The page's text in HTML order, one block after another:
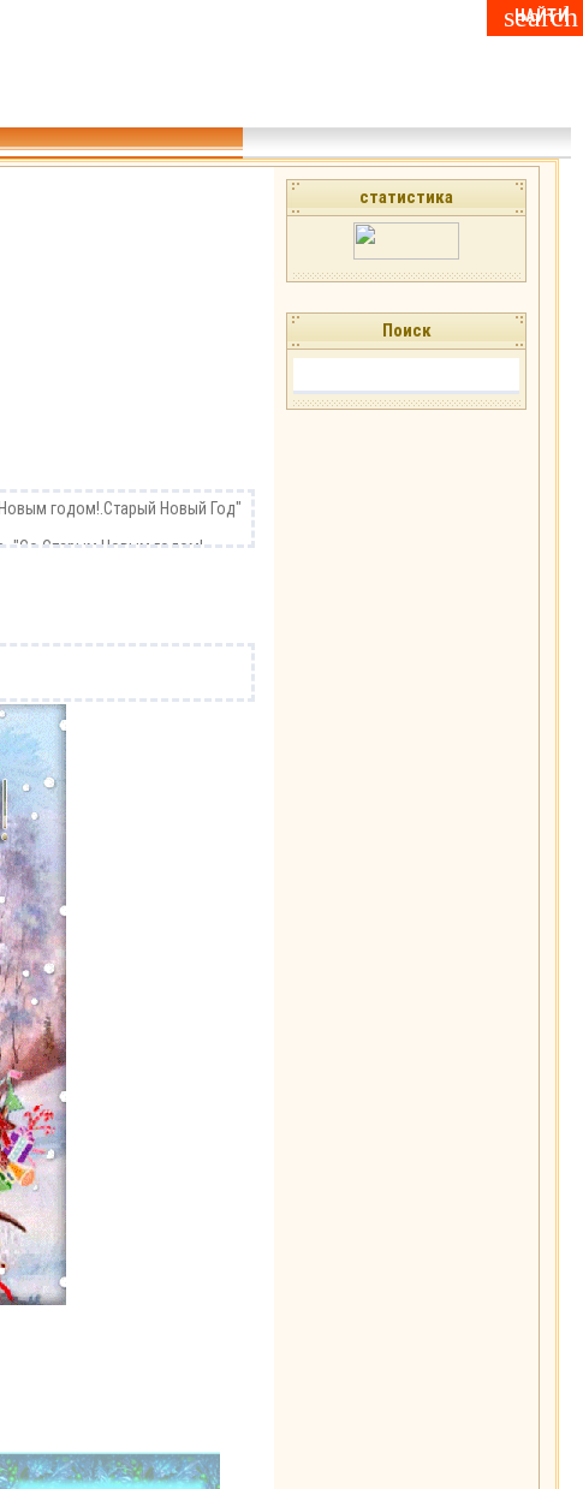
статистика
Поиск